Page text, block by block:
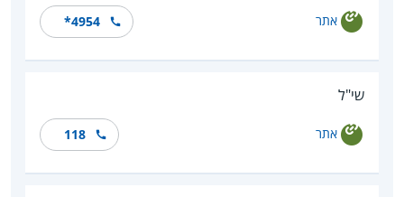
אתר *4954
שי"ל
אתר 118